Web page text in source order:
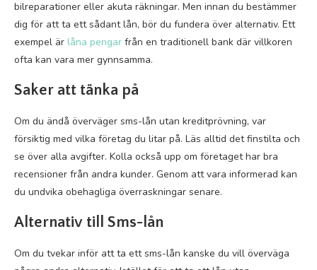
bilreparationer eller akuta räkningar. Men innan du bestämmer
dig för att ta ett sådant lån, bör du fundera över alternativ. Ett
exempel är låna pengar från en traditionell bank där villkoren
ofta kan vara mer gynnsamma.
Saker att tänka på
Om du ändå överväger sms-lån utan kreditprövning, var
försiktig med vilka företag du litar på. Läs alltid det finstilta och
se över alla avgifter. Kolla också upp om företaget har bra
recensioner från andra kunder. Genom att vara informerad kan
du undvika obehagliga överraskningar senare.
Alternativ till Sms-lån
Om du tvekar inför att ta ett sms-lån kanske du vill överväga